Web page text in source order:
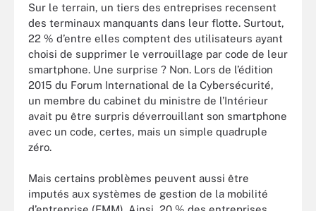
Sur le terrain, un tiers des entreprises recensent
des terminaux manquants dans leur flotte. Surtout,
22 % d’entre elles comptent des utilisateurs ayant
choisi de supprimer le verrouillage par code de leur
smartphone. Une surprise ? Non. Lors de l’édition
2015 du Forum International de la Cybersécurité,
un membre du cabinet du ministre de l’Intérieur
avait pu être surpris déverrouillant son smartphone
avec un code, certes, mais un simple quadruple
zéro.
Mais certains problèmes peuvent aussi être
imputés aux systèmes de gestion de la mobilité